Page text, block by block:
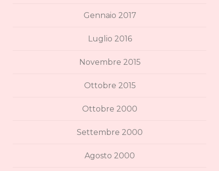
Gennaio 2017
Luglio 2016
Novembre 2015
Ottobre 2015
Ottobre 2000
Settembre 2000
Agosto 2000